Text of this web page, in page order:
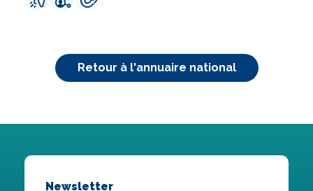
Retour à l'annuaire national
Newsletter